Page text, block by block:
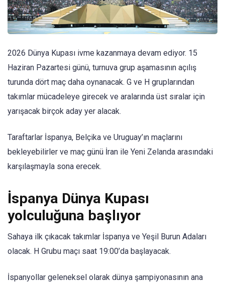
2026 Dünya Kupası ivme kazanmaya devam ediyor. 15
Haziran Pazartesi günü, turnuva grup aşamasının açılış
turunda dört maç daha oynanacak. G ve H gruplarından
takımlar mücadeleye girecek ve aralarında üst sıralar için
yarışacak birçok aday yer alacak.
Taraftarlar İspanya, Belçika ve Uruguay’ın maçlarını
bekleyebilirler ve maç günü İran ile Yeni Zelanda arasındaki
karşılaşmayla sona erecek.
İspanya Dünya Kupası
yolculuğuna başlıyor
Sahaya ilk çıkacak takımlar İspanya ve Yeşil Burun Adaları
olacak. H Grubu maçı saat 19:00’da başlayacak.
İspanyollar geleneksel olarak dünya şampiyonasının ana